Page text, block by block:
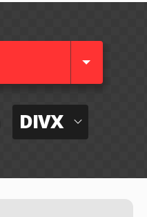
DIVX